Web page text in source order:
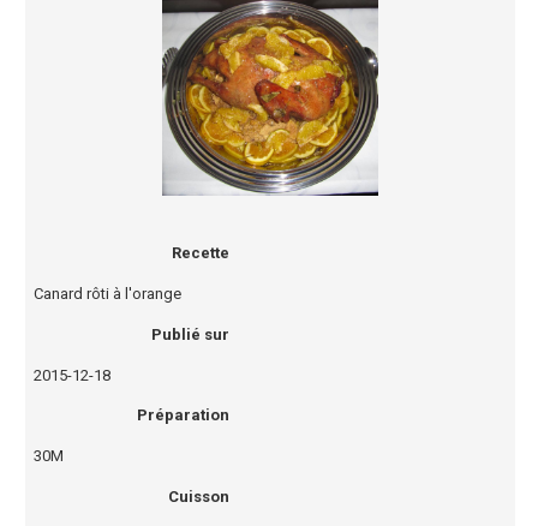
Recette
Canard rôti à l'orange
Publié sur
2015-12-18
Préparation
30M
Cuisson